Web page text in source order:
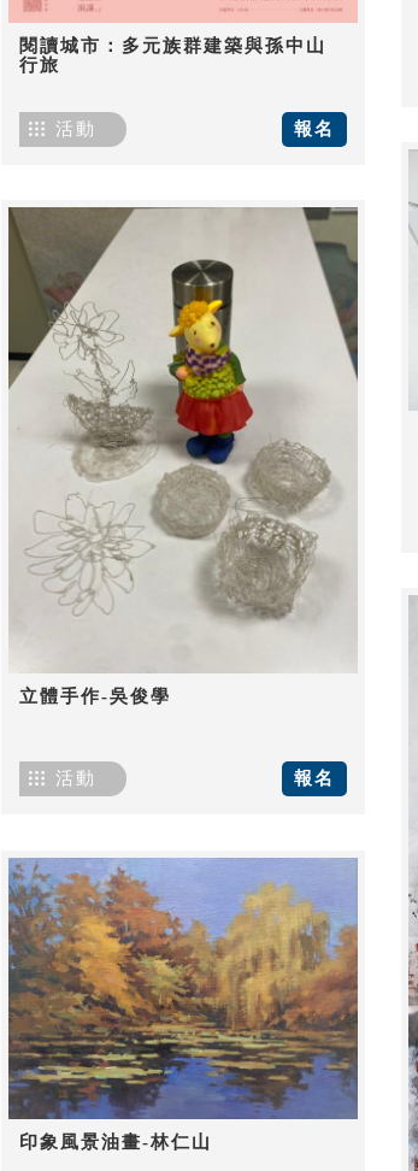
閱讀城市：多元族群建築與孫中山
行旅
報名
活動
立體手作-吳俊學
報名
活動
印象風景油畫-林仁山